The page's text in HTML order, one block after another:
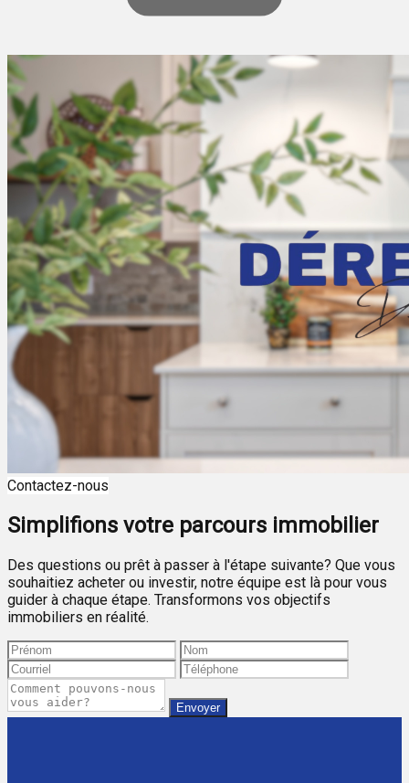
Contactez-nous
Simplifions votre parcours immobilier
Des questions ou prêt à passer à l'étape suivante? Que vous
souhaitiez acheter ou investir, notre équipe est là pour vous
guider à chaque étape. Transformons vos objectifs
immobiliers en réalité.
Envoyer